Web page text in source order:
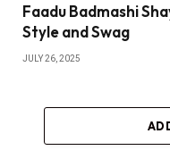
Faadu Badmashi
Style and Swag
JULY 26, 2025